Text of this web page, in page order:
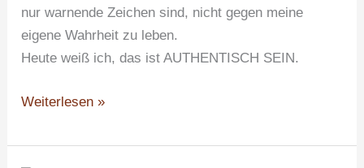
nur warnende Zeichen sind, nicht gegen meine
eigene Wahrheit zu leben.
Heute weiß ich, das ist AUTHENTISCH SEIN.
leben)
begann
Weiterlesen »